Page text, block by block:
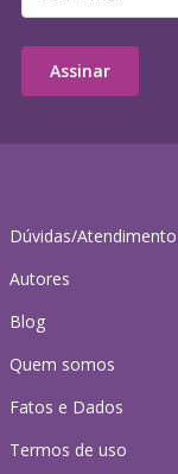
Dúvidas/Atendimento
Autores
Blog
Quem somos
Fatos e Dados
Termos de uso
Assinar